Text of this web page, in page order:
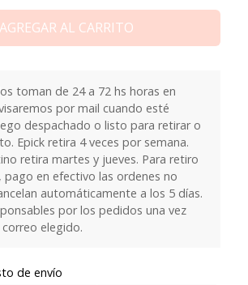
AGREGAR AL CARRITO
toman de 24 a 72 hs horas en
por mail cuando esté
despachado o listo para retirar o
Epick retira 4 veces por semana.
retira martes y jueves. Para retiro
pago en efectivo las ordenes no
automáticamente a los 5 días.
por los pedidos una vez
elegido.
de envío